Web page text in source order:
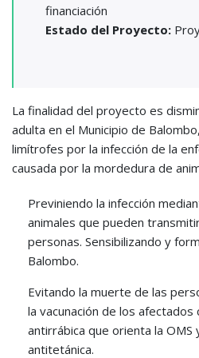
financiación
Estado del Proyecto:
La finalidad del proyecto es
adulta en el Municipio de
limítrofes por la infección de la
causada por la mordedura de
Previniendo la infección
animales que pueden
personas. Sensibilizando y
Balombo.
Evitando la muerte de las
la vacunación de los afectados
antirrábica que orienta la OMS
antitetánica.